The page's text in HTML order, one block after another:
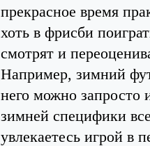
прекрасное время
хоть в фрисби
смотрят и
Например, зимний
него можно запросто
зимней специфики
увлекаетесь игрой в